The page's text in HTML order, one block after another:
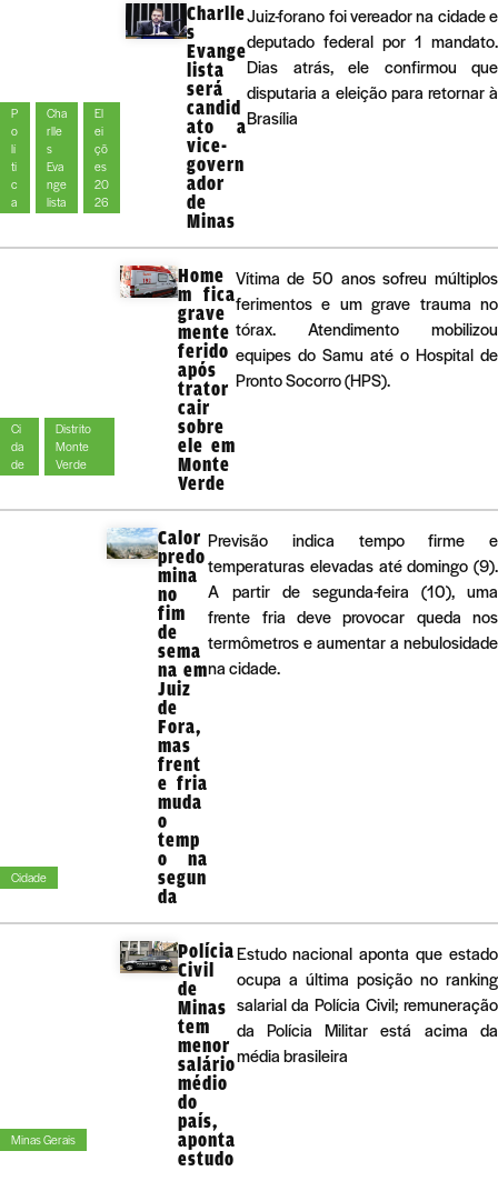
P
o
lí
ti
c
a
Cha
rlle
s
Eva
nge
lista
El
ei
çõ
es
20
26
Charlle
s
Evange
lista
será
candid
ato a
vice-
govern
ador
de
Minas
Juiz-forano foi vereador na cidade e
deputado federal por 1 mandato.
Dias atrás, ele confirmou que
disputaria a eleição para retornar à
Brasília
Ci
da
de
Distrito
Monte
Verde
Home
m fica
grave
mente
ferido
após
trator
cair
sobre
ele em
Monte
Verde
Vítima de 50 anos sofreu múltiplos
ferimentos e um grave trauma no
tórax. Atendimento mobilizou
equipes do Samu até o Hospital de
Pronto Socorro (HPS).
Cidade
Calor
predo
mina
no
fim
de
sema
na em
Juiz
de
Fora,
mas
frent
e fria
muda
o
temp
o na
segun
da
Previsão indica tempo firme e
temperaturas elevadas até domingo (9).
A partir de segunda-feira (10), uma
frente fria deve provocar queda nos
termômetros e aumentar a nebulosidade
na cidade.
Minas Gerais
Polícia
Civil
de
Minas
tem
menor
salário
médio
do
país,
aponta
estudo
Estudo nacional aponta que estado
ocupa a última posição no ranking
salarial da Polícia Civil; remuneração
da Polícia Militar está acima da
média brasileira